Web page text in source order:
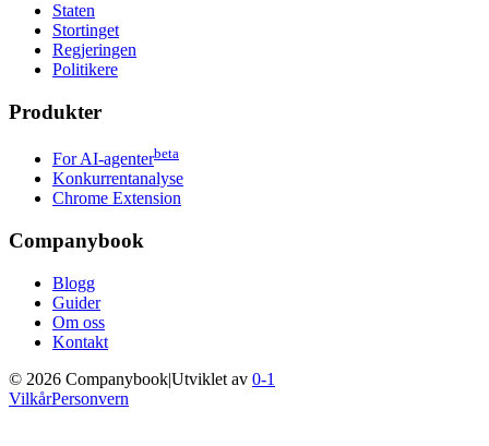
Staten
Stortinget
Regjeringen
Politikere
Produkter
For AI-agenterbeta
Konkurrentanalyse
Chrome Extension
Companybook
Blogg
Guider
Om oss
Kontakt
© 2026 Companybook|Utviklet av 0-1
VilkårPersonvern